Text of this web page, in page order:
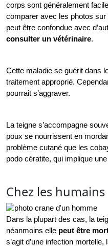
corps sont généralement
comparer avec les photos
consulter un vétérinaire.
Cette maladie se guérit dans
traitement approprié.
pourrait s’aggraver.
La teigne s’accompagne
poux se nourrissent en
problème cutané que les
podo cératite, qui implique une
Chez les humains
Dans la plupart des cas, la
néanmoins elle peut être
s’agit d’une infection